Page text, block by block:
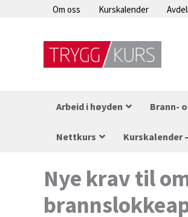
Om oss Kurskalender
Arbeid i høyden Brann-
Nettkurs Kurskalender
Nye krav til